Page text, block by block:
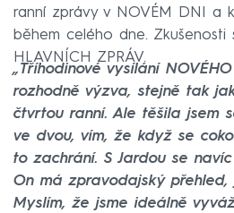
ranní zprávy v NOVÉM DNI a
během celého dne.
HLAVNÍCH ZPRÁV.
„Tříhodinové vysílání
rozhodně výzva, stejně tak
čtvrtou ranní. Ale těšila jsem
ve dvou, vím, že když se
to zachrání. S Jardou se
On má zpravodajský
Myslím, že jsme ideálně